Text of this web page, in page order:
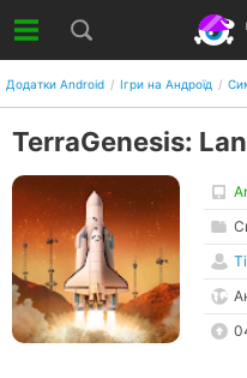
Додатки Android Ігри на Андроїд
TerraGenesis: